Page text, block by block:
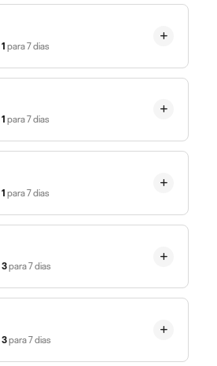
1para 7 dias
1para 7 dias
1para 7 dias
3para 7 dias
3para 7 dias